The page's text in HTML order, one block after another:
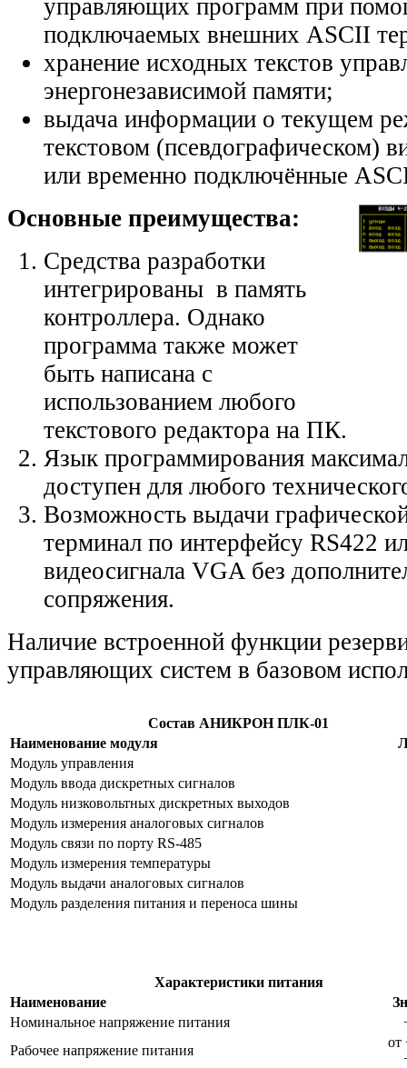
управляющих программ при
подключаемых внешних ASCII
хранение исходных текстов
энергонезависимой памяти;
выдача информации о текущем
текстовом (псевдографическом)
или временно подключённые
Основные преимущества:
Средства разработки
интегрированы в память
контроллера. Однако
программа также может
быть написана с
использованием любого
текстового редактора на ПК.
Язык программирования
доступен для любого
Возможность выдачи
терминал по интерфейсу RS422
видеосигнала VGA без
сопряжения.
Наличие встроенной функции
управляющих систем в базовом
Состав АНИКРОН ПЛК-01
Наименование модуля
Модуль управления
Модуль ввода дискретных сигналов
Модуль низковольтных дискретных выходов
Модуль измерения аналоговых сигналов
Модуль связи по порту RS-485
Модуль измерения температуры
Модуль выдачи аналоговых сигналов
Модуль разделения питания и переноса шины
Характеристики питания
Наименование
Номинальное напряжение питания
Рабочее напряжение питания
от